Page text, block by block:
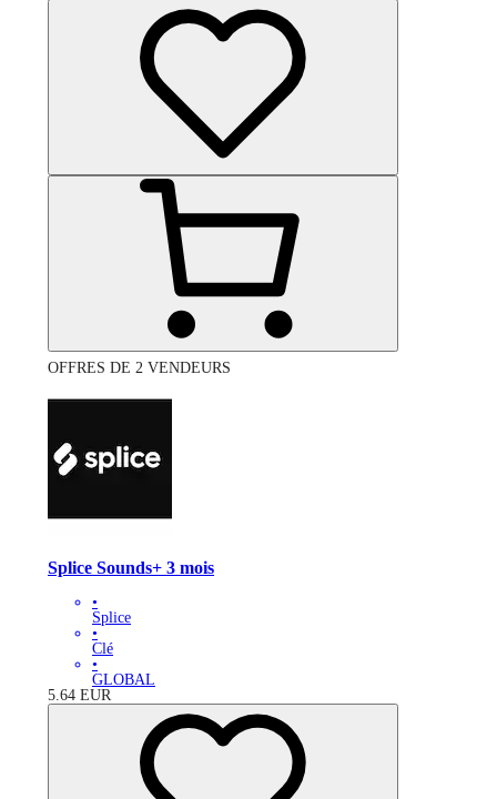
OFFRES DE 2 VENDEURS
Splice Sounds+ 3 mois
•
Splice
•
Clé
•
GLOBAL
5.64 EUR